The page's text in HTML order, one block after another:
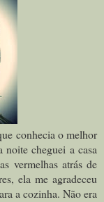
conhecia o melhor
noite cheguei a casa
vermelhas atrás de
ela me agradeceu
a cozinha. Não era